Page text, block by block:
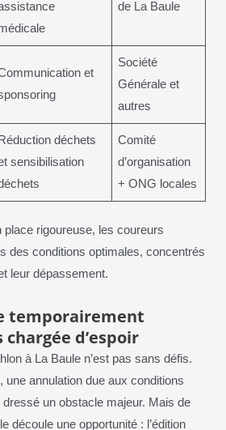
de La Baule
et
Société
Générale et
autres
Réduction déchets
sensibilisation
Comité
d’organisation
+ ONG locales
rigoureuse, les coureurs
des conditions optimales, concentrés
leur dépassement.
temporairement
d’espoir
à La Baule n’est pas sans défis.
une annulation due aux conditions
un obstacle majeur. Mais de
découle une opportunité : l’édition